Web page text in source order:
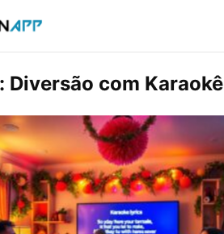
Diversão com Karaokê